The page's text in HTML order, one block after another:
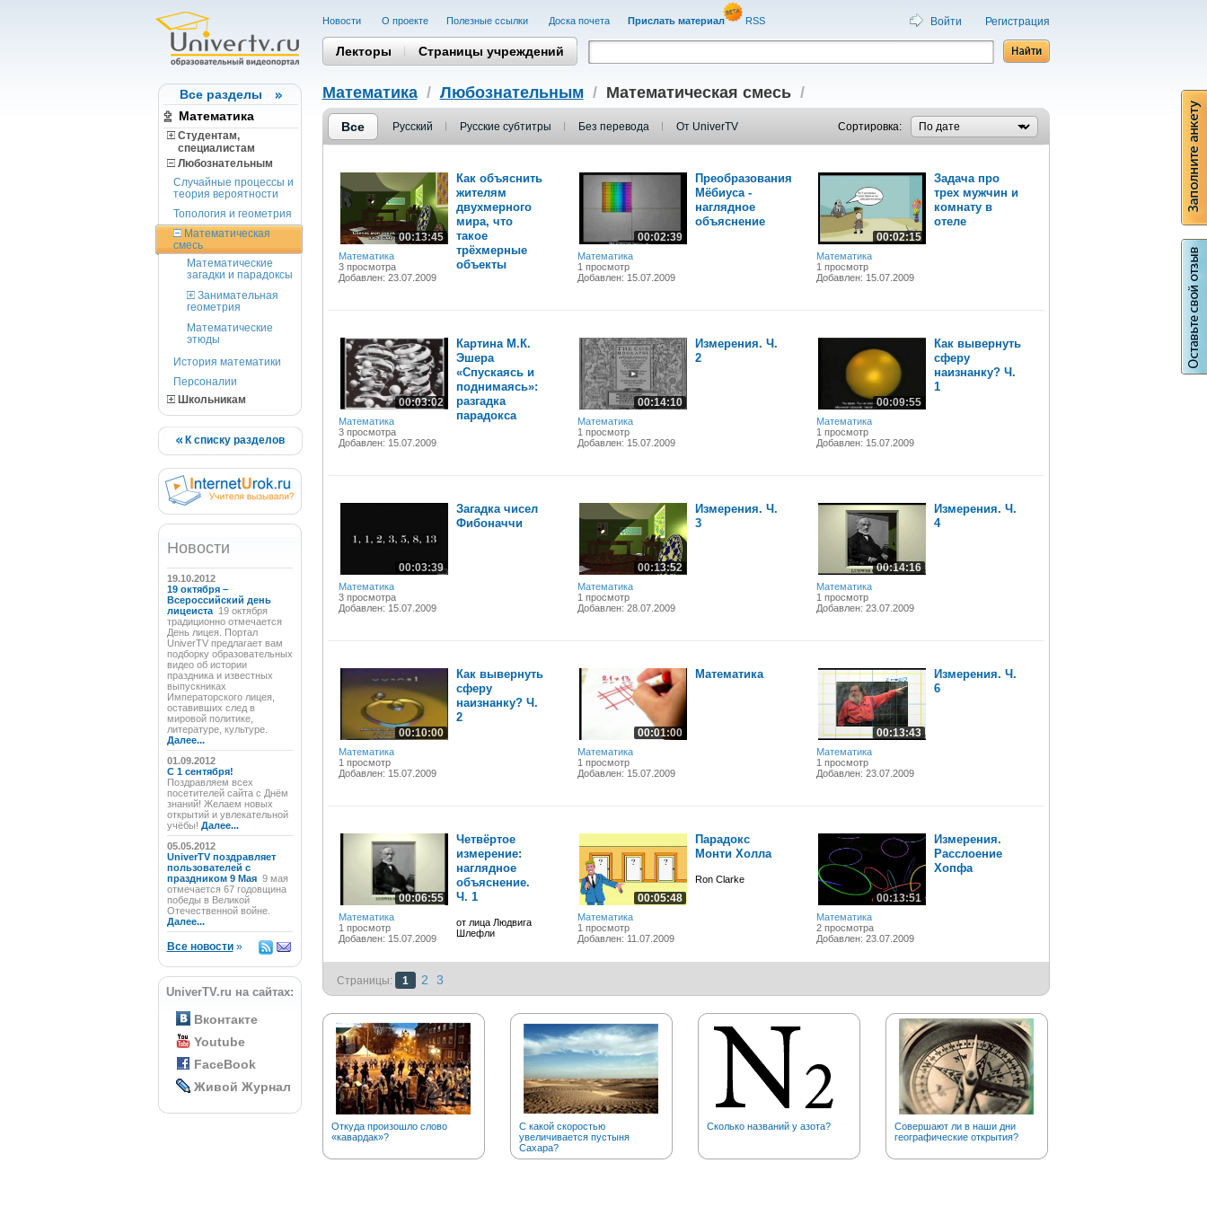
Все разделы
Математика
Студентам,
cпециалистам
Любознательным
Случайные процессы и
теория вероятности
Топология и геометрия
Математическая
смесь
Математические
загадки и парадоксы
Занимательная
геометрия
Математические
этюды
История математики
Персоналии
Школьникам
К списку разделов
Новости
19.10.2012
19 октября –
Всероссийский день
лицеиста 19 октября
традиционно отмечается
День лицея. Портал
UniverTV предлагает вам
подборку образовательных
видео об истории
праздника и известных
выпускниках
Императорского лицея,
оставивших след в
мировой политике,
литературе, культуре.
Далее...
01.09.2012
C 1 сентября!
Поздравляем всех
посетителей сайта с Днём
знаний! Желаем новых
открытий и увлекательной
учёбы! Далее...
05.05.2012
UniverTV поздравляет
пользователей с
праздником 9 Мая 9 мая
отмечается 67 годовщина
победы в Великой
Отечественной войне.
Далее...
Все новости»
UniverTV.ru на сайтах:
Вконтакте
Youtube
FaceBook
Живой Журнал
Новости О проекте Полезные cсылки Доска почета Прислать материал RSS Войти Регистрация
Лекторы Страницы учреждений
Математика/ Любознательным / Математическая смесь/
Все Русский Русские субтитры Без перевода От UniverTV Сортировка:
00:13:45
Математика
3 просмотра
Добавлен: 23.07.2009
Как объяснить
жителям
двухмерного
мира, что
такое
трёхмерные
объекты
00:02:39
Математика
1 просмотр
Добавлен: 15.07.2009
Преобразования
Мёбиуса -
наглядное
объяснение
00:02:15
Математика
1 просмотр
Добавлен: 15.07.2009
Задача про
трех мужчин и
комнату в
отеле
00:03:02
Математика
3 просмотра
Добавлен: 15.07.2009
Картина М.К.
Эшера
«Спускаясь и
поднимаясь»:
разгадка
парадокса
00:14:10
Математика
1 просмотр
Добавлен: 15.07.2009
Измерения. Ч.
2
00:09:55
Математика
1 просмотр
Добавлен: 15.07.2009
Как вывернуть
сферу
наизнанку? Ч.
1
00:03:39
Математика
3 просмотра
Добавлен: 15.07.2009
Загадка чисел
Фибоначчи
00:13:52
Математика
1 просмотр
Добавлен: 28.07.2009
Измерения. Ч.
3
00:14:16
Математика
1 просмотр
Добавлен: 23.07.2009
Измерения. Ч.
4
00:10:00
Математика
1 просмотр
Добавлен: 15.07.2009
Как вывернуть
сферу
наизнанку? Ч.
2
00:01:00
Математика
1 просмотр
Добавлен: 15.07.2009
Математика
00:13:43
Математика
1 просмотр
Добавлен: 23.07.2009
Измерения. Ч.
6
00:06:55
Математика
1 просмотр
Добавлен: 15.07.2009
Четвёртое
измерение:
наглядное
объяснение.
Ч. 1
от лица Людвига
Шлефли
00:05:48
Математика
1 просмотр
Добавлен: 11.07.2009
Парадокс
Монти Холла
Ron Clarke
00:13:51
Математика
2 просмотра
Добавлен: 23.07.2009
Измерения.
Расслоение
Хопфа
Страницы: 1 2 3
Откуда произошло слово
«кавардак»?
С какой скоростью
увеличивается пустыня
Сахара?
Сколько названий у азота?
Совершают ли в наши дни
географические открытия?